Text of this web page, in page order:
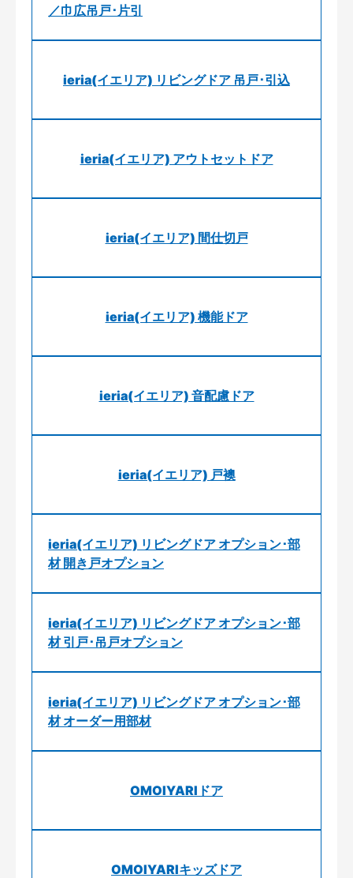
／巾広吊戸･片引
ieria(イエリア) リビングドア 吊戸･引込
ieria(イエリア) アウトセットドア
ieria(イエリア) 間仕切戸
ieria(イエリア) 機能ドア
ieria(イエリア) 音配慮ドア
ieria(イエリア) 戸襖
ieria(イエリア) リビングドア オプション･部
材 開き戸オプション
ieria(イエリア) リビングドア オプション･部
材 引戸･吊戸オプション
ieria(イエリア) リビングドア オプション･部
材 オーダー用部材
OMOIYARIドア
OMOIYARIキッズドア